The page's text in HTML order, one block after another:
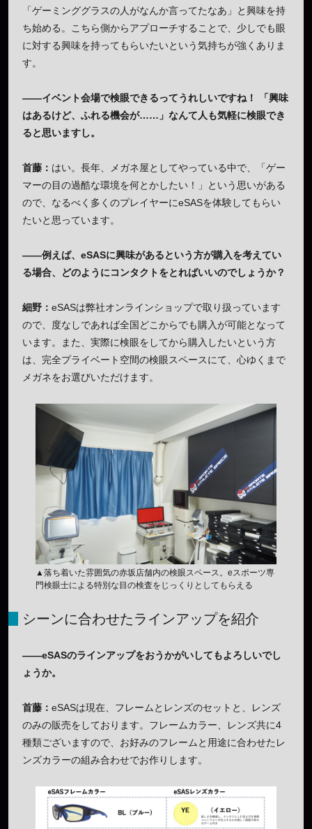
「ゲーミンググラスの人がなんか言ってたなあ」と興味を持
ち始める。こちら側からアプローチすることで、少しでも眼
に対する興味を持ってもらいたいという気持ちが強くありま
す。
——イベント会場で検眼できるってうれしいですね！ 「興味
はあるけど、ふれる機会が……」なんて人も気軽に検眼でき
ると思いますし。
首藤： はい。長年、メガネ屋としてやっている中で、「ゲー
マーの目の過酷な環境を何とかしたい！」という思いがある
ので、なるべく多くのプレイヤーにeSASを体験してもらい
たいと思っています。
——例えば、eSASに興味があるという方が購入を考えてい
る場合、どのようにコンタクトをとればいいのでしょうか？
細野： eSASは弊社オンラインショップで取り扱っています
ので、度なしであれば全国どこからでも購入が可能となって
います。また、実際に検眼をしてから購入したいという方
は、完全プライベート空間の検眼スペースにて、心ゆくまで
メガネをお選びいただけます。
▲落ち着いた雰囲気の赤坂店舗内の検眼スペース。eスポーツ専
門検眼士による特別な目の検査をじっくりとしてもらえる
シーンに合わせたラインアップを紹介
——eSASのラインアップをおうかがいしてもよろしいでし
ょうか。
首藤： eSASは現在、フレームとレンズのセットと、レンズ
のみの販売をしております。フレームカラー、レンズ共に4
種類ございますので、お好みのフレームと用途に合わせたレ
ンズカラーの組み合わせでお作りします。